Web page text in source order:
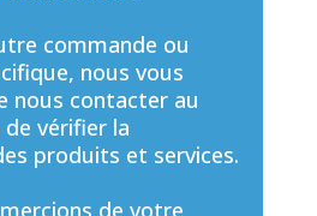
commande ou
nous vous
nous contacter au
vérifier la
produits et services.
de votre